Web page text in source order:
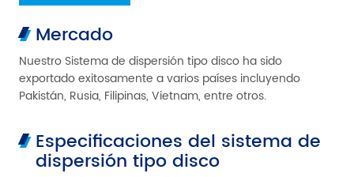
Mercado
Nuestro Sistema de dispersión tipo disco ha sido
exportado exitosamente a varios países incluyendo
Pakistán, Rusia, Filipinas, Vietnam, entre otros.
Especificaciones del sistema de
dispersión tipo disco